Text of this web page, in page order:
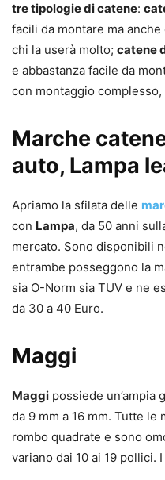
tre tipologie di catene:
facili da montare ma
chi la userà molto; catene
e abbastanza facile da
con montaggio
Marche
auto, Lampa
Apriamo la sfilata delle
con Lampa, da 50 anni
mercato. Sono disponibili
entrambe posseggono la
sia O-Norm sia TUV e ne
da 30 a 40 Euro.
Maggi
Maggi possiede un’ampia
da 9 mm a 16 mm. Tutte
rombo quadrate e sono
variano dai 10 ai 19 pollici.